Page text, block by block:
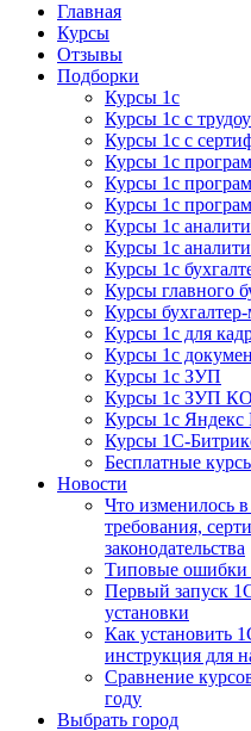
Курсы 1С
Курсы 1С официальная
Главная
Курсы
Отзывы
Подборки
Курсы 1с
Курсы 1с с
Курсы 1с с
Курсы 1с
Курсы 1с
Курсы 1с
Курсы 1с
Курсы 1с
Курсы 1с
Курсы главного
Курсы
Курсы 1с для
Курсы 1с
Курсы 1с ЗУП
Курсы 1с ЗУП
Курсы 1с Яндекс
Курсы 1С-
Бесплатные
Новости
Что изменилось
требования,
законодательства
Типовые ошибки
Первый запуск
установки
Как установить
инструкция для
Сравнение
году
Выбрать город